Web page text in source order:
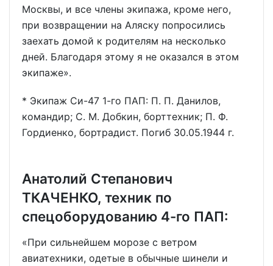
Москвы, и все члены экипажа, кроме него,
при возвращении на Аляску попросились
заехать домой к родителям на несколько
дней. Благодаря этому я не оказался в этом
экипаже».
* Экипаж Си-47 1-го ПАП: П. П. Данилов,
командир; С. М. Добкин, борттехник; П. Ф.
Гордиенко, бортрадист. Погиб 30.05.1944 г.
Анатолий Степанович
ТКАЧЕНКО, техник по
спецоборудованию 4-го ПАП:
«При сильнейшем морозе с ветром
авиатехники, одетые в обычные шинели и